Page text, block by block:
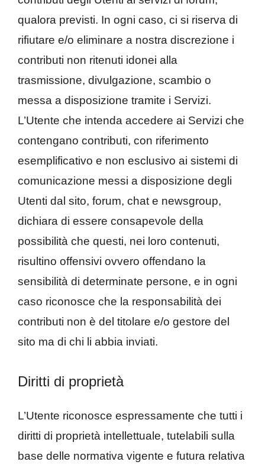
qualora previsti. In ogni caso, ci si riserva di
rifiutare e/o eliminare a nostra discrezione i
contributi non ritenuti idonei alla
trasmissione, divulgazione, scambio o
messa a disposizione tramite i Servizi.
L’Utente che intenda accedere ai Servizi che
contengano contributi, con riferimento
esemplificativo e non esclusivo ai sistemi di
comunicazione messi a disposizione degli
Utenti dal sito, forum, chat e newsgroup,
dichiara di essere consapevole della
possibilità che questi, nei loro contenuti,
risultino offensivi ovvero offendano la
sensibilità di determinate persone, e in ogni
caso riconosce che la responsabilità dei
contributi non è del titolare e/o gestore del
sito ma di chi li abbia inviati.
Diritti di proprietà
L’Utente riconosce espressamente che tutti i
diritti di proprietà intellettuale, tutelabili sulla
base delle normativa vigente e futura relativa